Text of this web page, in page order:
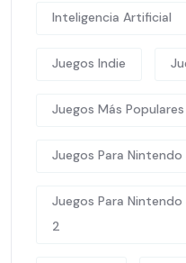
Inteligencia Artificial
Juegos Indie
Juegos Más
Juegos Para
Juegos Para
2